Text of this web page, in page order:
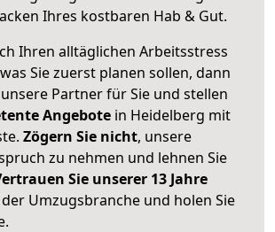
Ihres kostbaren Hab & Gut.
Ihren alltäglichen Arbeitsstress
Sie zuerst planen sollen, dann
Partner für Sie und stellen
Angebote in Heidelberg mit
Zögern Sie nicht, unsere
zu nehmen und lehnen Sie
Sie unserer 13 Jahre
Umzugsbranche und holen Sie